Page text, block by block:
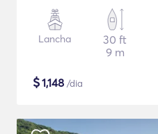
Lancha
30 ft
9 m
$1,148 /dia